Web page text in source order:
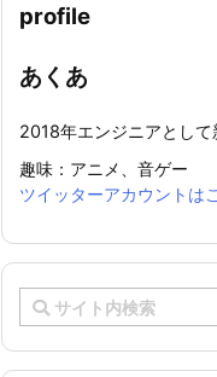
profile
あくあ
2018年エンジニアとして
趣味：アニメ、音ゲー
ツイッターアカウントは